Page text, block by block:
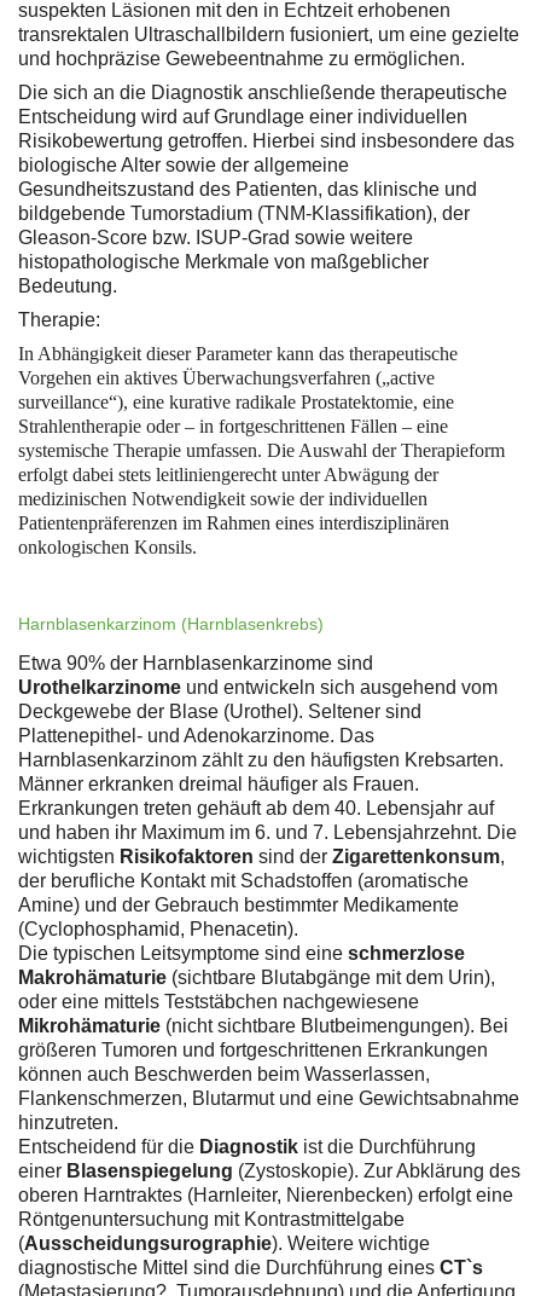
suspekten Läsionen mit den in Echtzeit erhobenen
transrektalen Ultraschallbildern fusioniert, um eine gezielte
und hochpräzise Gewebeentnahme zu ermöglichen.
Die sich an die Diagnostik anschließende therapeutische
Entscheidung wird auf Grundlage einer individuellen
Risikobewertung getroffen. Hierbei sind insbesondere das
biologische Alter sowie der allgemeine
Gesundheitszustand des Patienten, das klinische und
bildgebende Tumorstadium (TNM-Klassifikation), der
Gleason-Score bzw. ISUP-Grad sowie weitere
histopathologische Merkmale von maßgeblicher
Bedeutung.
Therapie:
In Abhängigkeit dieser Parameter kann das therapeutische
Vorgehen ein aktives Überwachungsverfahren („active
surveillance“), eine kurative radikale Prostatektomie, eine
Strahlentherapie oder – in fortgeschrittenen Fällen – eine
systemische Therapie umfassen. Die Auswahl der Therapieform
erfolgt dabei stets leitliniengerecht unter Abwägung der
medizinischen Notwendigkeit sowie der individuellen
Patientenpräferenzen im Rahmen eines interdisziplinären
onkologischen Konsils.
Harnblasenkarzinom (Harnblasenkrebs)
Etwa 90% der Harnblasenkarzinome sind
Urothelkarzinome und entwickeln sich ausgehend vom
Deckgewebe der Blase (Urothel). Seltener sind
Plattenepithel- und Adenokarzinome. Das
Harnblasenkarzinom zählt zu den häufigsten Krebsarten.
Männer erkranken dreimal häufiger als Frauen.
Erkrankungen treten gehäuft ab dem 40. Lebensjahr auf
und haben ihr Maximum im 6. und 7. Lebensjahrzehnt. Die
wichtigsten Risikofaktoren sind der Zigarettenkonsum,
der berufliche Kontakt mit Schadstoffen (aromatische
Amine) und der Gebrauch bestimmter Medikamente
(Cyclophosphamid, Phenacetin).
Die typischen Leitsymptome sind eine schmerzlose
Makrohämaturie (sichtbare Blutabgänge mit dem Urin),
oder eine mittels Teststäbchen nachgewiesene
Mikrohämaturie (nicht sichtbare Blutbeimengungen). Bei
größeren Tumoren und fortgeschrittenen Erkrankungen
können auch Beschwerden beim Wasserlassen,
Flankenschmerzen, Blutarmut und eine Gewichtsabnahme
hinzutreten.
Entscheidend für die Diagnostik ist die Durchführung
einer Blasenspiegelung (Zystoskopie). Zur Abklärung des
oberen Harntraktes (Harnleiter, Nierenbecken) erfolgt eine
Röntgenuntersuchung mit Kontrastmittelgabe
(Ausscheidungsurographie). Weitere wichtige
diagnostische Mittel sind die Durchführung eines CT`s
(Metastasierung?, Tumorausdehnung) und die Anfertigung